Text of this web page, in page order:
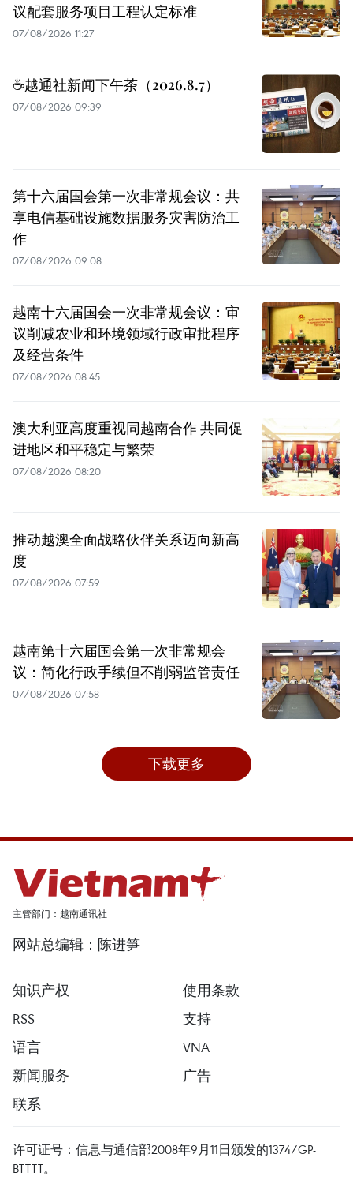
议配套服务项目工程认定标准
07/08/2026 11:27
☕️越通社新闻下午茶（2026.8.7）
07/08/2026 09:39
第十六届国会第一次非常规会议：共
享电信基础设施数据服务灾害防治工
作
07/08/2026 09:08
越南十六届国会一次非常规会议：审
议削减农业和环境领域行政审批程序
及经营条件
07/08/2026 08:45
澳大利亚高度重视同越南合作 共同促
进地区和平稳定与繁荣
07/08/2026 08:20
推动越澳全面战略伙伴关系迈向新高
度
07/08/2026 07:59
越南第十六届国会第一次非常规会
议：简化行政手续但不削弱监管责任
07/08/2026 07:58
下载更多
主管部门：越南通讯社
网站总编辑：陈进笋
知识产权
使用条款
RSS
支持
语言
VNA
新闻服务
广告
联系
许可证号：信息与通信部2008年9月11日颁发的1374/GP-
BTTTT。